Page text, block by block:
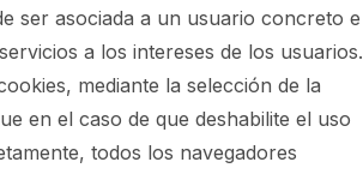
ser asociada a un usuario concreto e
a los intereses de los usuarios.
mediante la selección de la
en el caso de que deshabilite el uso
todos los navegadores